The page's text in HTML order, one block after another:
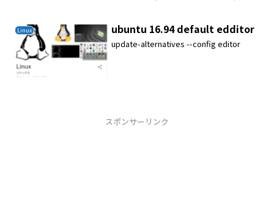
chomeなどで設定画面が開くようになる
またLi...
Linux ubuntu 16.94 default edditor
update-alternatives --config editor
スポンサーリンク